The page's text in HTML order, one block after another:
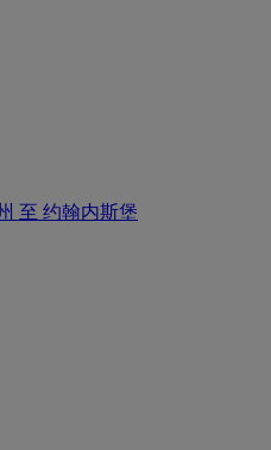
至 约翰内斯堡